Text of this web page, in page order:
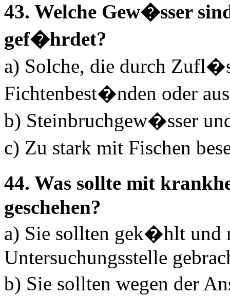
43. Welche Gew�sser
gef�hrdet?
a) Solche, die durch
Fichtenbest�nden oder
b) Steinbruchgew�sser
c) Zu stark mit Fischen
44. Was sollte mit
geschehen?
a) Sie sollten gek�hlt und
Untersuchungsstelle
b) Sie sollten wegen der